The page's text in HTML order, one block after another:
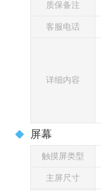
质保备注
客服电话
详细内容
屏幕
触摸屏类型
主屏尺寸